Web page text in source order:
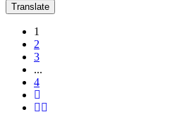
Translate
1
2
3
...
4